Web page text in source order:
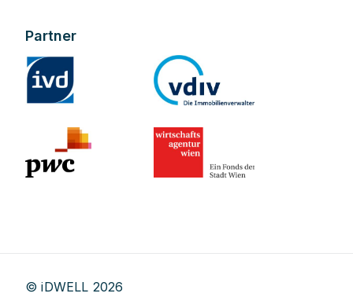
Partner
© iDWELL 2026